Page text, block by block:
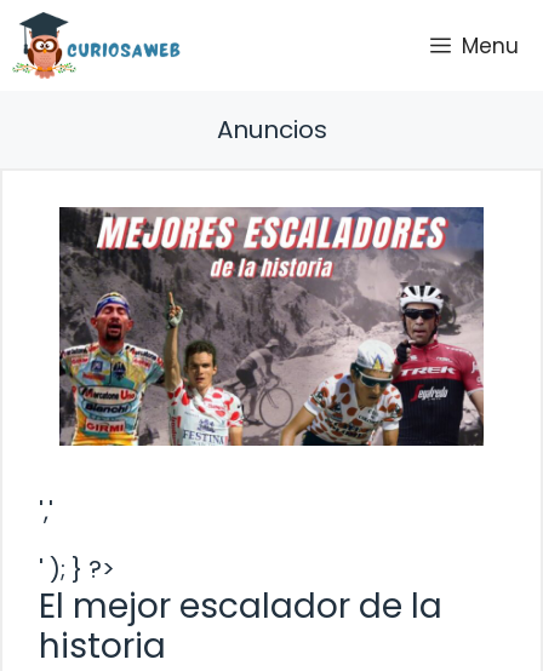
Saltar
contenido
Menu
Anuncios
','
' ); } ?>
El mejor escalador de la
historia